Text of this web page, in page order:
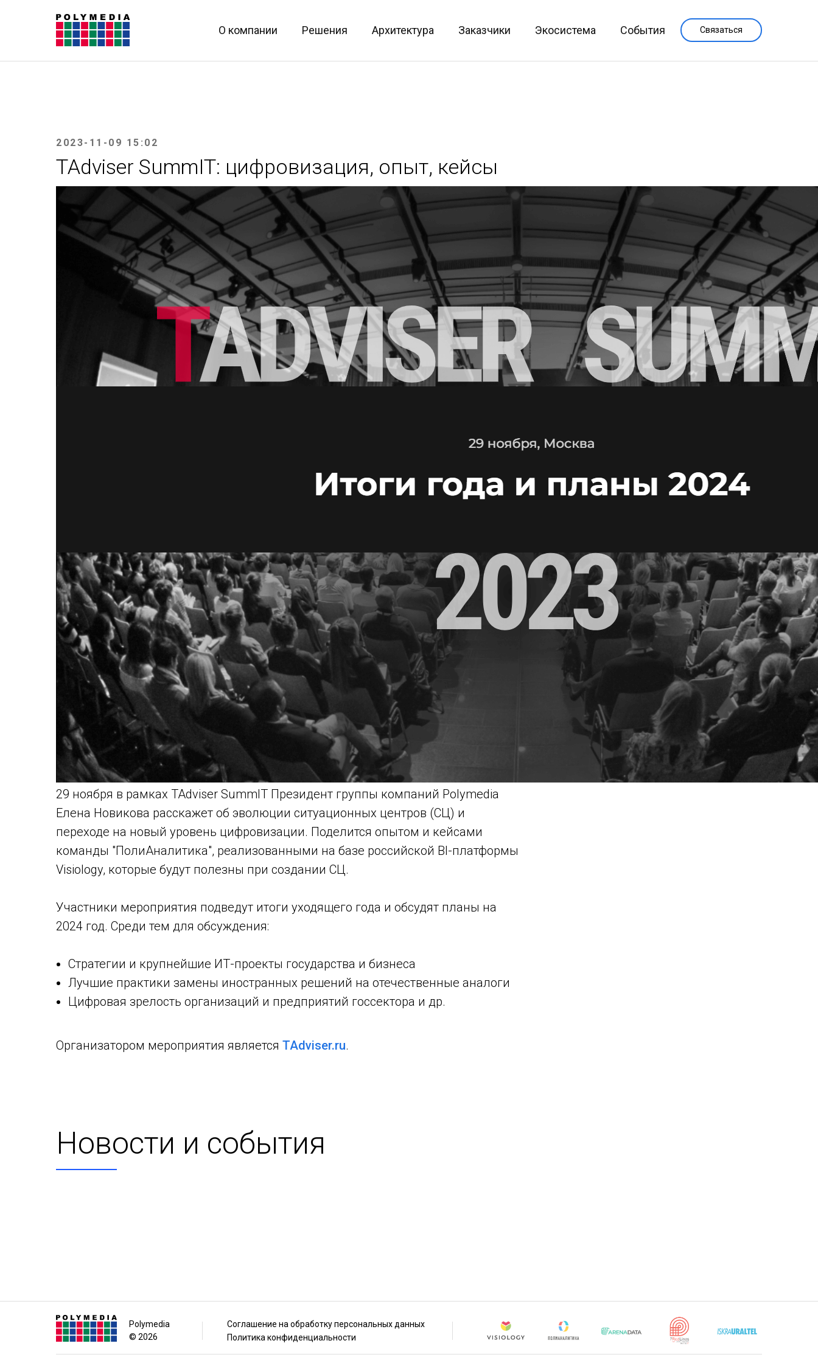
О компании Решения Архитектура Заказчики Экосистема События Связаться
2023-11-09 15:02
TAdviser SummIT: цифровизация, опыт, кейсы
29 ноября в рамках TAdviser SummIT Президент группы компаний Polymedia
Елена Новикова расскажет об эволюции ситуационных центров (СЦ) и
переходе на новый уровень цифровизации. Поделится опытом и кейсами
команды "ПолиАналитика", реализованными на базе российской BI-платформы
Visiology, которые будут полезны при создании СЦ.
Участники мероприятия подведут итоги уходящего года и обсудят планы на
2024 год. Среди тем для обсуждения:
Стратегии и крупнейшие ИТ-проекты государства и бизнеса
Лучшие практики замены иностранных решений на отечественные аналоги
Цифровая зрелость организаций и предприятий госсектора и др.
Организатором мероприятия является TAdviser.ru.
Новости и события
Соглашение на обработку персональных данных
Политика конфиденциальности
Polymedia
© 2026